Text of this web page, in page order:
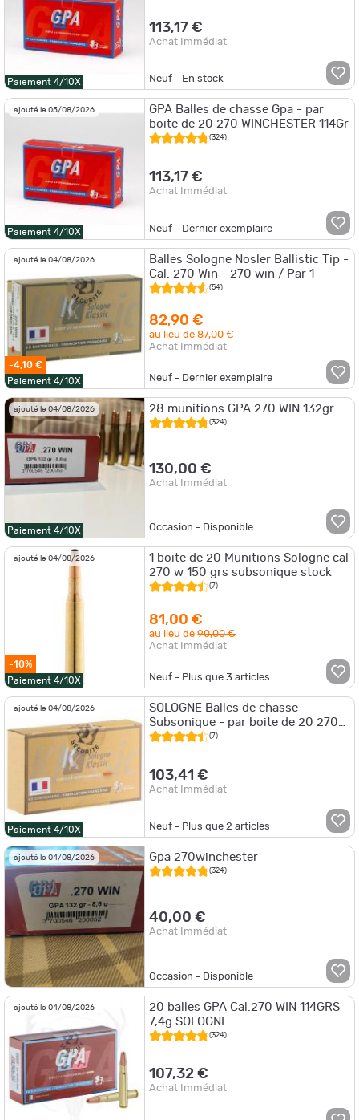
Paiement 4/10X
113,17 €
Achat Immédiat
Neuf - En stock
ajouté le 05/08/2026
Paiement 4/10X
GPA Balles de chasse Gpa - par
boite de 20 270 WINCHESTER 114Gr
(324)
113,17 €
Achat Immédiat
Neuf - Dernier exemplaire
ajouté le 04/08/2026
-4,10 €
Paiement 4/10X
Balles Sologne Nosler Ballistic Tip -
Cal. 270 Win - 270 win / Par 1
(54)
82,90 €
au lieu de87,00 €
Achat Immédiat
Neuf - Dernier exemplaire
ajouté le 04/08/2026
Paiement 4/10X
28 munitions GPA 270 WIN 132gr
(324)
130,00 €
Achat Immédiat
Occasion - Disponible
ajouté le 04/08/2026
-10%
Paiement 4/10X
1 boite de 20 Munitions Sologne cal
270 w 150 grs subsonique stock
(7)
81,00 €
au lieu de90,00 €
Achat Immédiat
Neuf - Plus que3 articles
ajouté le 04/08/2026
Paiement 4/10X
SOLOGNE Balles de chasse
Subsonique - par boite de 20 270
(7)
103,41 €
Achat Immédiat
Neuf - Plus que2 articles
ajouté le 04/08/2026 Gpa 270winchester
(324)
40,00 €
Achat Immédiat
Occasion - Disponible
ajouté le 04/08/2026
20 balles GPA Cal.270 WIN 114GRS
7,4g SOLOGNE
(324)
107,32 €
Achat Immédiat